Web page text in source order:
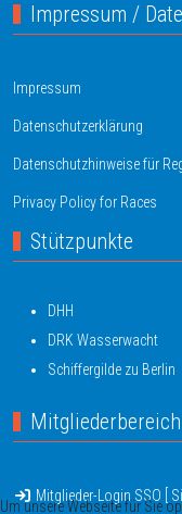
Impressum /
Impressum
Datenschutzerklärung
Datenschutzhinweise für
Privacy Policy for Races
Stützpunkte
DHH
DRK Wasserwacht
Schiffergilde zu Berlin
Mitgliederbereich
Mitglieder-Login SSO [
Um unsere Webseite für Sie